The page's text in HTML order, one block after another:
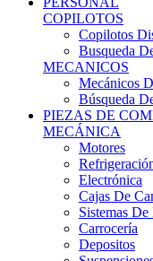
COPILOTOS
Copilotos
Busqueda
MECANICOS
Mecánicos
Búsqueda
PIEZAS DE
MECÁNICA
Motores
Electrónica
Cajas De
Sistemas De
Carrocería
Depositos